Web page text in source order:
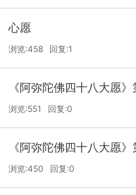
心愿
浏览:458 回复:1
《阿弥陀佛四十八大愿
浏览:551 回复:0
《阿弥陀佛四十八大愿
浏览:450 回复:0